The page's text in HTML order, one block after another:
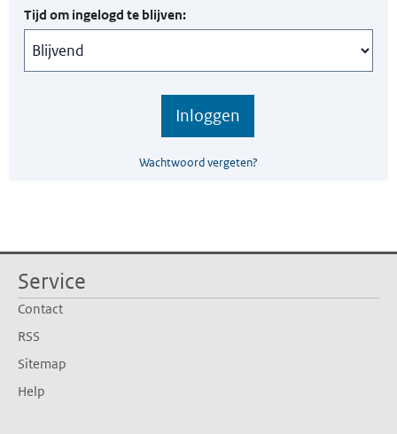
Tijd om ingelogd te blijven:
Wachtwoord vergeten?
Service
Contact
RSS
Sitemap
Help